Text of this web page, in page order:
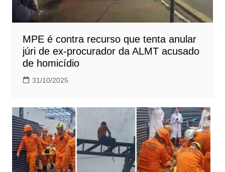
MPE é contra recurso que tenta anular
júri de ex-procurador da ALMT acusado
de homicídio
31/10/2025